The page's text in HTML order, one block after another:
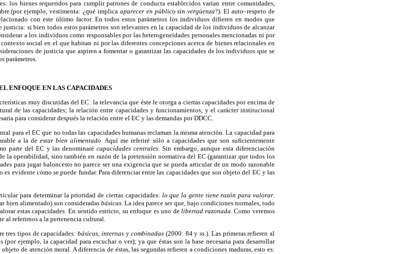
los bienes requeridos para cumplir patrones de conducta establecidos varían entre comunidades,
(por ejemplo, vestimenta: ¿qué implica aparecer en público sin vergüenza?). El auto–respeto de
con este último factor. En todos estos parámetros los individuos difieren en modos que
justicia: si bien todos estos parámetros son relevantes en la capacidad de los individuos de alcanzar
a los individuos como responsables por las heterogeneidades personales mencionadas ni por
social en el que habitan ni por las diferentes concepciones acerca de bienes relacionales en
de justicia que aspiren a fomentar o garantizar las capacidades de los individuos que se
parámetros.
ENFOQUE EN LAS CAPACIDADES
muy discutidas del EC: la relevancia que éste le otorga a ciertas capacidades por encima de
de las capacidades; la relación entre capacidades y funcionamientos; y el carácter institucional
para considerar después la relación entre el EC y las demandas por DDCC.
para el EC que no todas las capacidades humanas reclaman la misma atención. La capacidad para
a la de estar bien alimentado. Aquí me referiré sólo a capacidades que son suficientemente
parte del EC y las denominarécapacidades centrales. Sin embargo, aunque esta diferenciación
la operabilidad, sino también en razón de la pretensión normativa del EC (garantizar que todos los
para jugar baloncesto no parece ser una exigencia que se pueda articular de un modo razonable
evidente cómo se puede fundar. Para diferenciar entre las capacidades que son objeto del EC y las
para determinar la prioridad de ciertas capacidades: lo que la gente tiene razón para valorar
bien alimentado) son consideradasbásicas . La idea parece ser que, bajo condiciones normales, todo
estas capacidades. En sentido estricto, su enfoque es uno de libertad razonada . Como veremos
al referirnos a la pertenencia cultural.
tres tipos de capacidades:básicas internas ycombinadas(2000: 84 y ss.). Las primeras refieren al
ejemplo, la capacidad para escuchar o ver); ya que éstas son la base necesaria para desarrollar
objeto de atención moral. A diferencia de éstas, las segundas refieren a condiciones maduras, esto es: